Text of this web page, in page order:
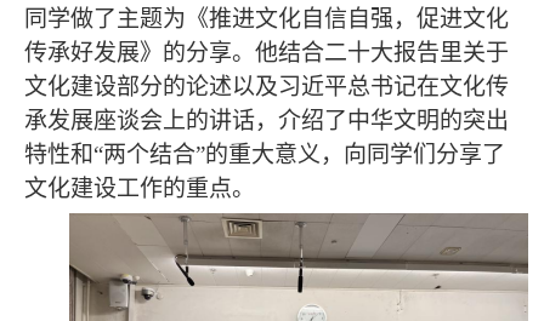
同学做了主题为《推进文化自信自强，促进文化
传承好发展》的分享。他结合二十大报告里关于
文化建设部分的论述以及习近平总书记在文化传
承发展座谈会上的讲话，介绍了中华文明的突出
特性和“两个结合”的重大意义，向同学们分享了
文化建设工作的重点。